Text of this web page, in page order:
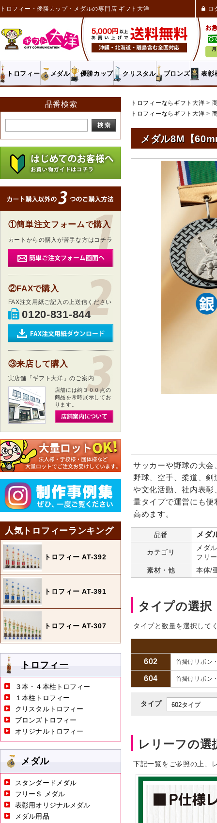
トロフィー・優勝カップ・メダルの専門店 ギフト大洋 ロ
トロフィー メダル 優勝カップ クリスタル ブロンズ 表彰
トロフィーならギフト大洋
トロフィーならギフト大洋
メダル8M【
サッカーや野球の大
野球、空手、柔道、
や文化活動、社内表
量タイプで運営にも
高めます。
品番 メダ
カテゴリ
メダ
フリ
素材・他
本体/
タイプの選択
タイプと数量を選択して
602 首掛けリボン
604 首掛けリボ
タイプ
レリーフの選
下記一覧をご参照の上、
品番検索
①簡単注文フォームで購入
カートからの購入が苦手な方はコチラ
②FAXで購入
FAX注文用紙ご記入の上送信ください
0120-831-844
③来店して購入
実店舗「ギフト大洋」のご案内
店舗には約３００点の
商品を常時展示してお
ります。
人気トロフィーランキング
トロフィー AT-392
トロフィー AT-391
トロフィー AT-307
トロフィー
３本・４本柱トロフィー
１本柱トロフィー
クリスタルトロフィー
ブロンズトロフィー
オリジナルトロフィー
メダル
スタンダードメダル
フリーＳ メダル
表彰用オリジナルメダル
メダル用品